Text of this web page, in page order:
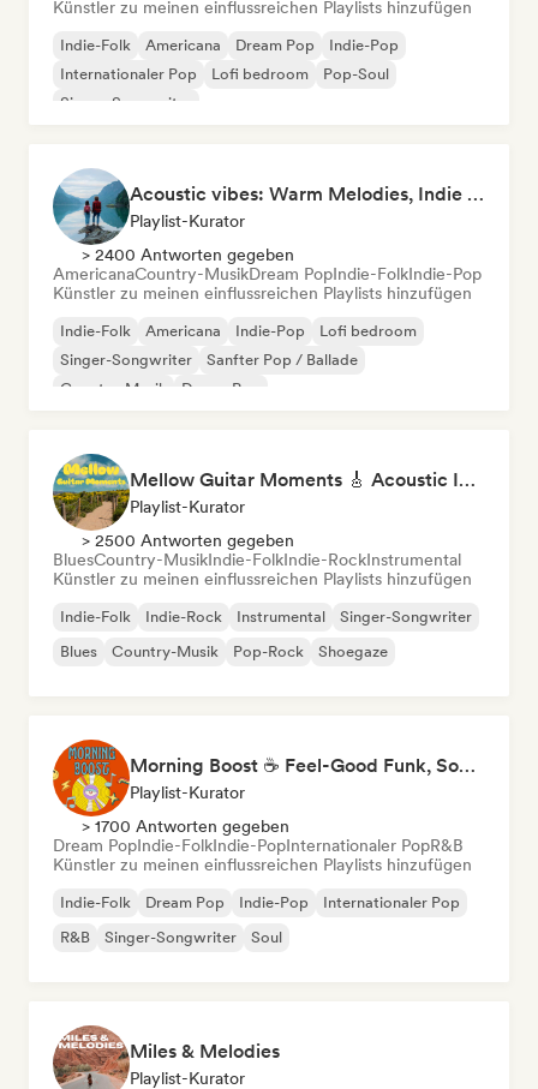
Künstler zu meinen einflussreichen Playlists hinzufügen
Indie-Folk Americana Dream Pop
Indie-Pop
Internationaler Pop
Lofi bedroom
Pop-Soul
Singer-Songwriter
Acoustic vibes: Warm Melodies, Indie Folk & Singer-Songwriter 🏞️
Playlist-Kurator
> 2400 Antworten gegeben
AmericanaCountry-MusikDream PopIndie-FolkIndie-Pop
Künstler zu meinen einflussreichen Playlists hinzufügen
Indie-Folk Americana Indie-Pop
Lofi bedroom
Singer-Songwriter
Sanfter Pop / Ballade
Country-Musik
Dream Pop
Mellow Guitar Moments 🎸 Acoustic Indie Folk & Singer-Songwriter
Playlist-Kurator
> 2500 Antworten gegeben
BluesCountry-MusikIndie-FolkIndie-RockInstrumental
Künstler zu meinen einflussreichen Playlists hinzufügen
Indie-Folk Indie-Rock Instrumental
Singer-Songwriter
Blues
Country-Musik Pop-Rock Shoegaze
Morning Boost ☕ Feel-Good Funk, Soul & Neo-Soul to Wake Up
Playlist-Kurator
> 1700 Antworten gegeben
Dream PopIndie-FolkIndie-PopInternationaler PopR&B
Künstler zu meinen einflussreichen Playlists hinzufügen
Indie-Folk Dream Pop Indie-Pop
Internationaler Pop
R&B
Singer-Songwriter Soul
Miles & Melodies
Playlist-Kurator